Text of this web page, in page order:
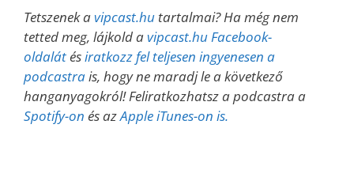
Tetszenek avipcast.hu tartalmai? Ha még nem
tetted meg, lájkold avipcast.hu Facebook-
oldalátésiratkozz fel teljesen ingyenesen a
podcastrais, hogy ne maradj le a következő
hanganyagokról! Feliratkozhatsz a podcastra a
Spotify-on és azApple iTunes-on is.